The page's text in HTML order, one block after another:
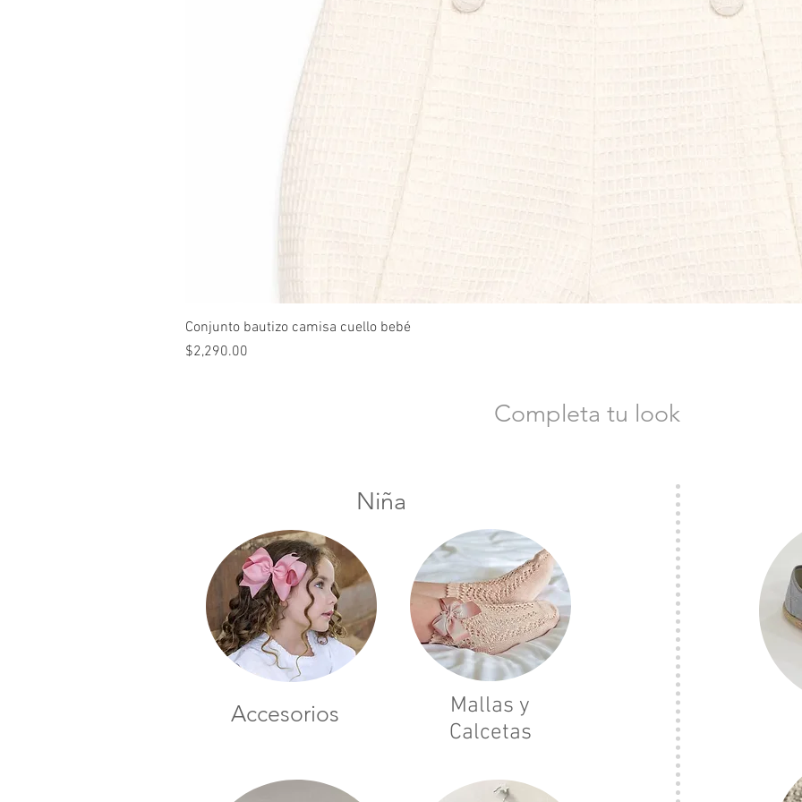
Conjunto bautizo camisa cuello bebé
Precio
$2,290.00
Completa tu look
Niña
Accesorios
Mallas y
Calcetas